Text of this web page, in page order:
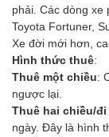
phải. Các dòng xe
Toyota Fortuner,
Xe đời mới hơn,
Hình thức thuê:
Thuê một chiều:
ngược lại.
Thuê hai chiều/
ngày. Đây là hình